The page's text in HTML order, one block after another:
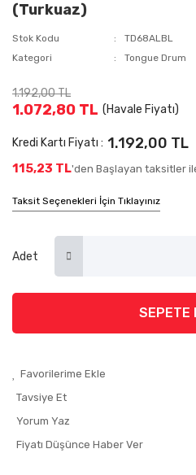
(Turkuaz)
Stok Kodu
TD68ALBL
Kategori
Tongue Drum
1.192,00 TL
1.072,80 TL (Havale Fiyatı)
Kredi Kartı Fiyatı : 1.192,00 TL
115,23 TL'den Başlayan taksitler
Taksit Seçenekleri İçin Tıklayınız
Adet
SEPETE
Tavsiye Et
Yorum Yaz
Fiyatı Düşünce Haber Ver